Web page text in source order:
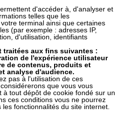
312630
ce produit chez Saunier Duval.
en ± 2 jours chez vous (suivant le
nous facture 12,00 € HT de
spéciale. Ces frais viendront
dans votre panier.
Prix pro, connectez vous
d'accéder à, d'analyser et
telles que les
terminal ainsi que certaines
(par exemple : adresses IP,
d'utilisation, identifiants
traitées aux fins suivantes :
de l'expérience utilisateur
de contenus, produits et
analyse d'audience.
pas à l'utilisation de ces
que vous vous
à tout dépôt de cookie fondé sur un
ces conditions vous ne pourrez
fonctionnalités du site internet.